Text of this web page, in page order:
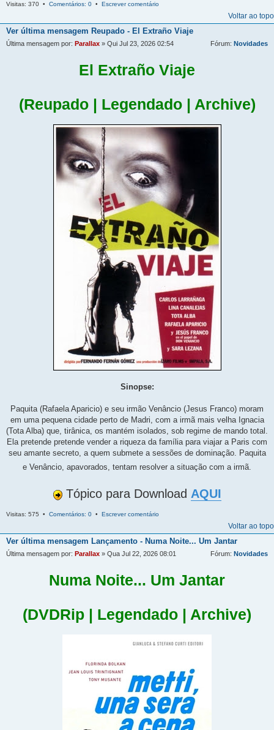
Visitas: 370 • Comentários: 0 • Escrever comentário
Voltar ao topo
Ver última mensagem Reupado - El Extraño Viaje
Última mensagem por: Parallax » Qui Jul 23, 2026 02:54 Fórum: Novidades
El Extraño Viaje
(Reupado | Legendado | Archive)
Sinopse:
Paquita (Rafaela Aparicio) e seu irmão Venâncio (Jesus Franco) moram
em uma pequena cidade perto de Madri, com a irmã mais velha Ignacia
(Tota Alba) que, tirânica, os mantém isolados, sob regime de mando total.
Ela pretende pretende vender a riqueza da família para viajar a Paris com
seu amante secreto, a quem submete a sessões de dominação. Paquita
e Venâncio, apavorados, tentam resolver a situação com a irmã.
Tópico para Download AQUI
Visitas: 575 • Comentários: 0 • Escrever comentário
Voltar ao topo
Ver última mensagem Lançamento - Numa Noite... Um Jantar
Última mensagem por: Parallax » Qua Jul 22, 2026 08:01 Fórum: Novidades
Numa Noite... Um Jantar
(DVDRip | Legendado | Archive)